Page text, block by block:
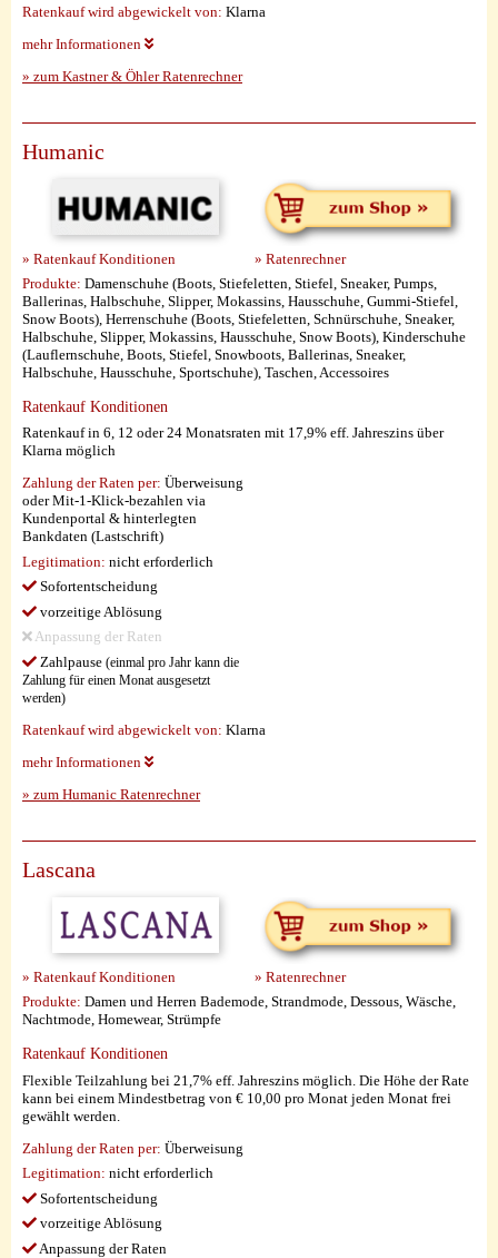
Ratenkauf wird abgewickelt von: Klarna
mehr Informationen
» zum Kastner & Öhler Ratenrechner
Humanic
» Ratenkauf Konditionen
» Ratenrechner
Produkte: Damenschuhe (Boots, Stiefeletten, Stiefel, Sneaker, Pumps,
Ballerinas, Halbschuhe, Slipper, Mokassins, Hausschuhe, Gummi-Stiefel,
Snow Boots), Herrenschuhe (Boots, Stiefeletten, Schnürschuhe, Sneaker,
Halbschuhe, Slipper, Mokassins, Hausschuhe, Snow Boots), Kinderschuhe
(Lauflernschuhe, Boots, Stiefel, Snowboots, Ballerinas, Sneaker,
Halbschuhe, Hausschuhe, Sportschuhe), Taschen, Accessoires
Ratenkauf Konditionen
Ratenkauf in 6, 12 oder 24 Monatsraten mit 17,9% eff. Jahreszins über
Klarna möglich
Zahlung der Raten per: Überweisung
oder Mit-1-Klick-bezahlen via
Kundenportal & hinterlegten
Bankdaten (Lastschrift)
Legitimation: nicht erforderlich
Sofortentscheidung
vorzeitige Ablösung
Anpassung der Raten
Zahlpause (einmal pro Jahr kann die
Zahlung für einen Monat ausgesetzt
werden)
Ratenkauf wird abgewickelt von: Klarna
mehr Informationen
» zum Humanic Ratenrechner
Lascana
» Ratenkauf Konditionen
» Ratenrechner
Produkte: Damen und Herren Bademode, Strandmode, Dessous, Wäsche,
Nachtmode, Homewear, Strümpfe
Ratenkauf Konditionen
Flexible Teilzahlung bei 21,7% eff. Jahreszins möglich. Die Höhe der Rate
kann bei einem Mindestbetrag von € 10,00 pro Monat jeden Monat frei
gewählt werden.
Zahlung der Raten per: Überweisung
Legitimation: nicht erforderlich
Sofortentscheidung
vorzeitige Ablösung
Anpassung der Raten